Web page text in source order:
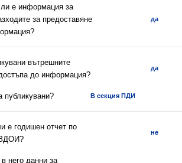
е информация за
за предоставяне
да
вътрешните
до информация?
да
публикувани? В секция ПДИ
е годишен отчет по
не
него данни за